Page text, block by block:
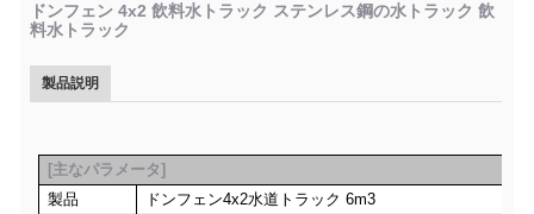
ドンフェン 4x2 飲料水トラック ステンレス鋼の水トラック 飲
料水トラック
製品説明
[主なパラメータ]
製品
ドンフェン4x2水道トラック 6m3